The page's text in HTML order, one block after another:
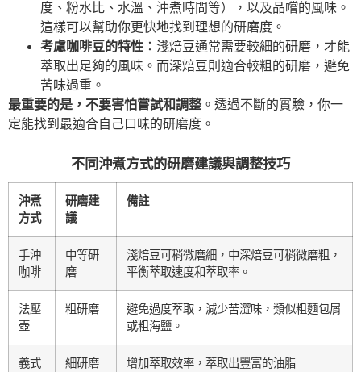
度、粉水比、水溫、沖煮時間等），以及品嚐的風味。
這樣可以幫助你更快地找到理想的研磨度。
考慮咖啡豆的特性 ：淺焙豆通常需要較細的研磨，才能
萃取出足夠的風味。而深焙豆則適合較粗的研磨，避免
苦味過重。
最重要的是，不要害怕嘗試和調整 。透過不斷的實驗，你一
定能找到最適合自己口味的研磨度。
不同沖煮方式的研磨建議與調整技巧
沖煮
方式
研磨建
議
備註
手沖
咖啡
中等研
磨
淺焙豆可稍微磨細，中深焙豆可稍微磨粗，
平衡萃取速度和萃取率。
法壓
壺
粗研磨
避免過度萃取，減少苦澀味，類似粗麵包屑
或粗海鹽。
義式
細研磨
增加萃取效率，萃取出豐富的油脂